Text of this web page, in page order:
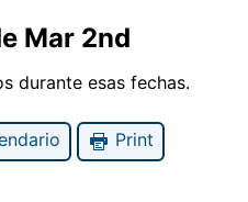
Mar 2nd
durante esas fechas.
Print